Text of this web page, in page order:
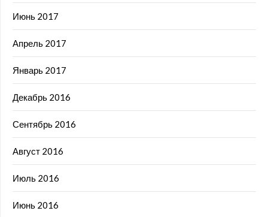
Июнь 2017
Апрель 2017
Январь 2017
Декабрь 2016
Сентябрь 2016
Август 2016
Июль 2016
Июнь 2016